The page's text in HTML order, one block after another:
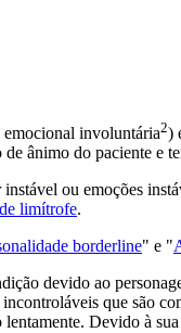
emocional involuntária2)
ânimo do paciente
ou emoções
limítrofe.
borderline" e "
devido ao
que são
Devido à